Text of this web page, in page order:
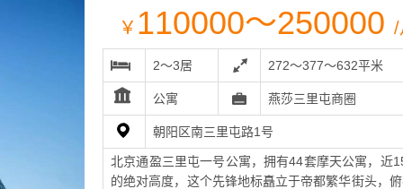
￥ 110000～250000 /
2～3居 272～377～632平米
公寓 燕莎三里屯商圈
朝阳区南三里屯路1号
北京通盈三里屯一号公寓，拥有44套摩天公寓，近
的绝对高度，这个先锋地标矗立于帝都繁华街头，